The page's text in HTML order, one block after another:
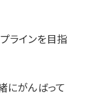
ラインを目指
にがんばって